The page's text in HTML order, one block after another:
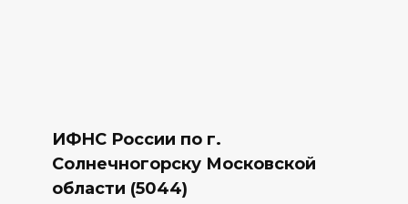
ИФНС России по г.
Солнечногорску Московской
области (5044)